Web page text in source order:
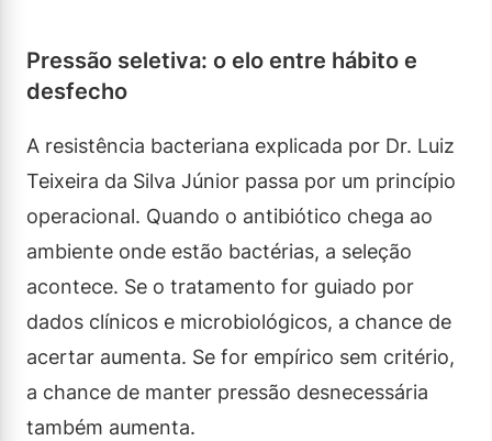
Pressão seletiva: o elo entre hábito e
desfecho
A resistência bacteriana explicada por Dr. Luiz
Teixeira da Silva Júnior passa por um princípio
operacional. Quando o antibiótico chega ao
ambiente onde estão bactérias, a seleção
acontece. Se o tratamento for guiado por
dados clínicos e microbiológicos, a chance de
acertar aumenta. Se for empírico sem critério,
a chance de manter pressão desnecessária
também aumenta.